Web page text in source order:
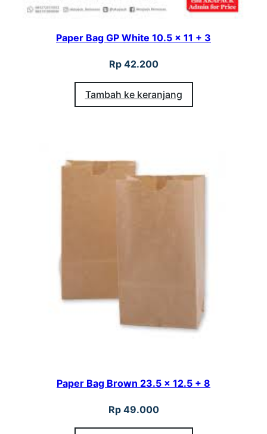
Paper Bag GP White 10.5 x 11 + 3
Rp42.200
Tambah ke keranjang
Paper Bag Brown 23.5 x 12.5 + 8
Rp49.000